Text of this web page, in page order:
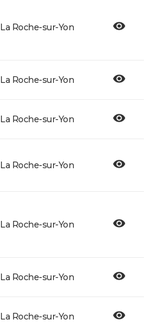
La Roche-sur-Yon
La Roche-sur-Yon
La Roche-sur-Yon
La Roche-sur-Yon
La Roche-sur-Yon
La Roche-sur-Yon
La Roche-sur-Yon